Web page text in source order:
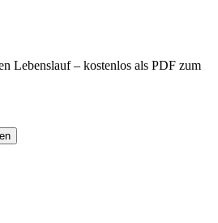
Lebenslauf – kostenlos als PDF zum